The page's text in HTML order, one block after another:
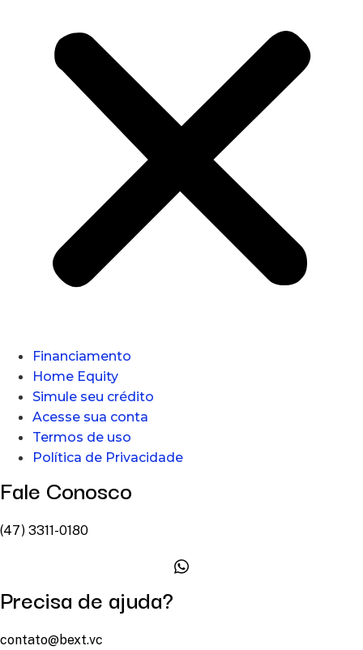
Financiamento
Home Equity
Simule seu crédito
Acesse sua conta
Termos de uso
Política de Privacidade
Fale Conosco
(47) 3311-0180
Precisa de ajuda?
contato@bext.vc